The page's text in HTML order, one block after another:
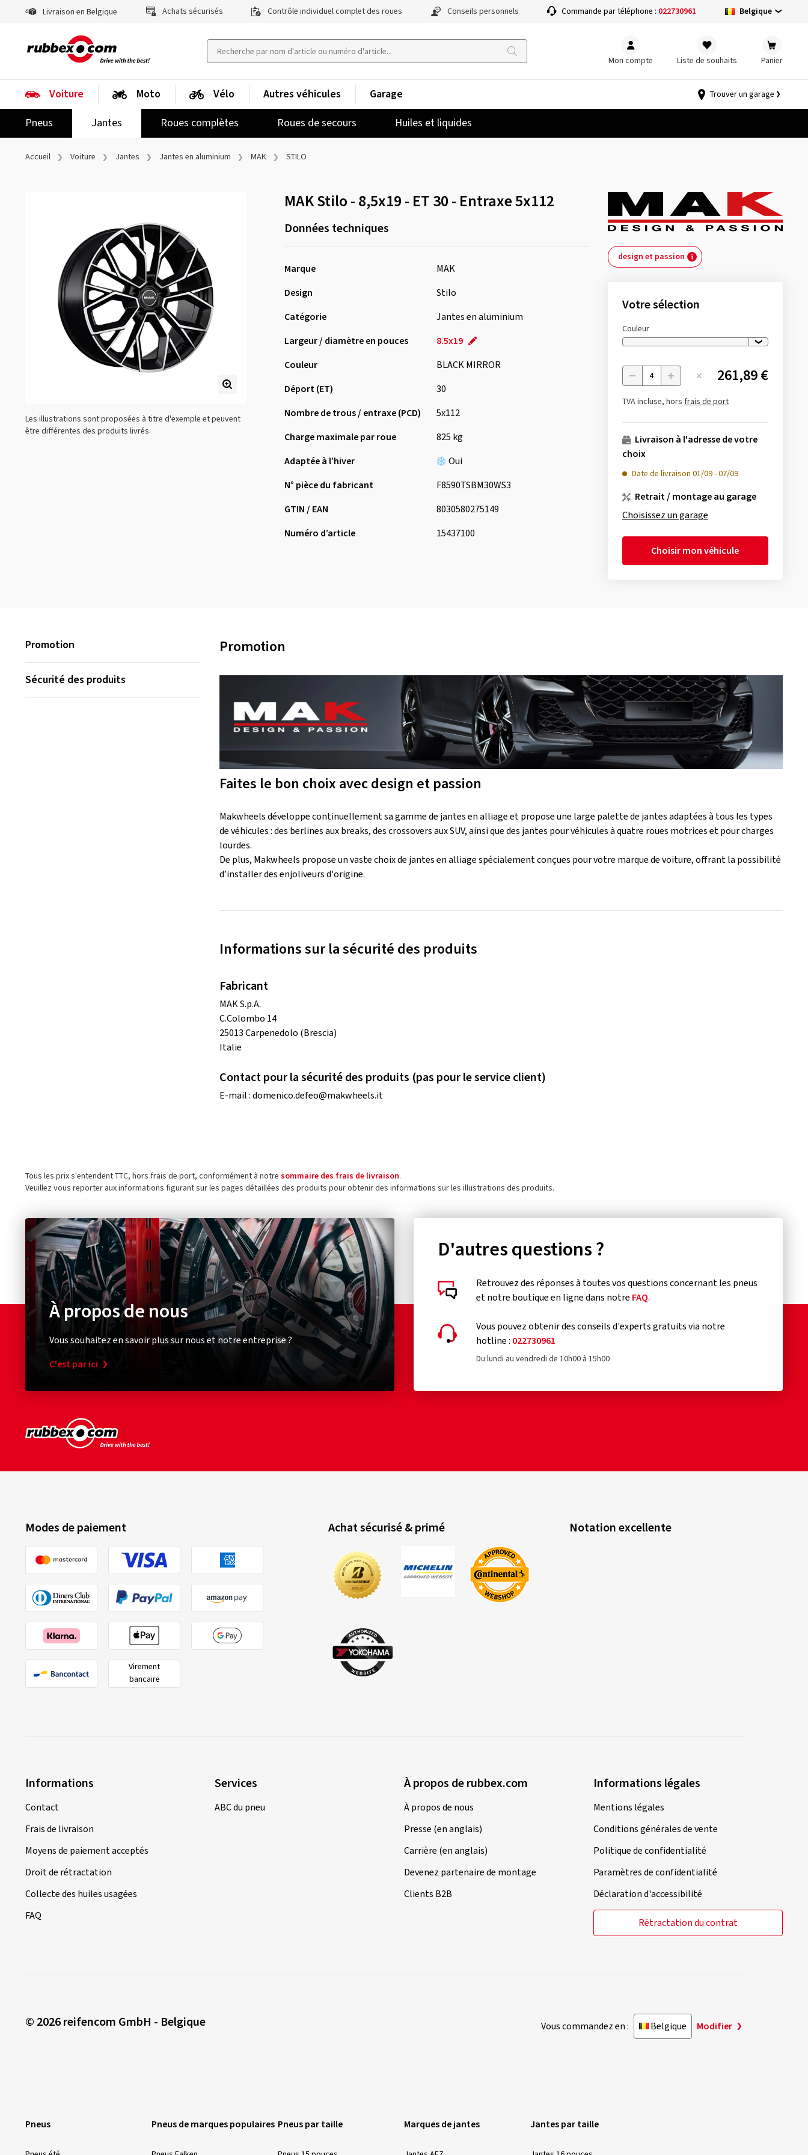
Livraison en Belgique Achats sécurisés Contrôle individuel complet des roues Conseils personnels Commande par téléphone : 022730961 Belgique
Mon compte Liste de souhaits Panier
Voiture
Pneus
Jantes Roues complètes Roues de secours Huiles et liquides
Moto Vélo Autres véhicules Garage Trouver un garage
Accueil Voiture Jantes Jantes en aluminium MAK STILO
Les illustrations sont proposées à titre d'exemple et peuvent
être différentes des produits livrés.
MAK Stilo - 8,5x19 - ET 30 - Entraxe 5x112
Données techniques
Marque
MAK
Design
Stilo
Catégorie
Jantes en aluminium
Largeur / diamètre en pouces
8.5x19
Couleur
BLACK MIRROR
Déport (ET)
30
Nombre de trous / entraxe (PCD)
5x112
Charge maximale par roue
825 kg
Adaptée à l’hiver
Oui
N° pièce du fabricant
F8590TSBM30WS3
GTIN / EAN
8030580275149
Numéro d’article
15437100
design et passion
Votre sélection
Couleur
Menge 261,89 €
TVA incluse, hors frais de port
Livraison à l'adresse de votre
choix
Date de livraison 01/09-07/09
Retrait / montage au garage
Choisissez un garage
Choisir mon véhicule
Promotion
Sécurité des produits
Promotion
Faites le bon choix avec design et passion
Makwheels développe continuellement sa gamme de jantes en alliage et propose une large palette de jantes adaptées à tous les types
de véhicules : des berlines aux breaks, des crossovers aux SUV, ainsi que des jantes pour véhicules à quatre roues motrices et pour charges
lourdes.
De plus, Makwheels propose un vaste choix de jantes en alliage spécialement conçues pour votre marque de voiture, offrant la possibilité
d’installer des enjoliveurs d'origine.
Informations sur la sécurité des produits
Fabricant
MAK S.p.A.
C.Colombo 14
25013 Carpenedolo (Brescia)
Italie
Contact pour la sécurité des produits (pas pour le service client)
E-mail :domenico.defeo@makwheels.it
Tous les prix s'entendent TTC, hors frais de port, conformément à notre sommaire des frais de livraison.
Veuillez vous reporter aux informations figurant sur les pages détaillées des produits pour obtenir des informations sur les illustrations des produits.
À propos de nous
Vous souhaitez en savoir plus sur nous et notre entreprise ?
C'est par ici
D'autres questions ?
Retrouvez des réponses à toutes vos questions concernant les pneus
et notre boutique en ligne dans notre FAQ.
Vous pouvez obtenir des conseils d'experts gratuits via notre
hotline : 022730961
Du lundi au vendredi de 10h00 à 15h00
Modes de paiement
Virement
bancaire
Achat sécurisé & primé Notation excellente
Informations
Contact
Frais de livraison
Moyens de paiement acceptés
Droit de rétractation
Collecte des huiles usagées
FAQ
Services
ABC du pneu
À propos de rubbex.com
À propos de nous
Presse (en anglais)
Carrière (en anglais)
Devenez partenaire de montage
Clients B2B
Informations légales
Mentions légales
Conditions générales de vente
Politique de confidentialité
Paramètres de confidentialité
Déclaration d'accessibilité
Rétractation du contrat
© 2026 reifencom GmbH - Belgique Vous commandez en : Belgique Modifier
Pneus Pneus de marques populaires Pneus par taille Marques de jantes Jantes par taille